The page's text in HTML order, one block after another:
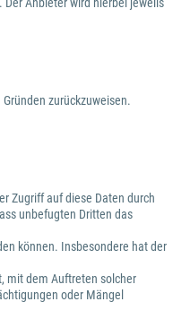
zurückzuweisen.
Zugriff auf diese Daten durch
unbefugten Dritten das
können. Insbesondere hat der
mit dem Auftreten solcher
oder Mängel